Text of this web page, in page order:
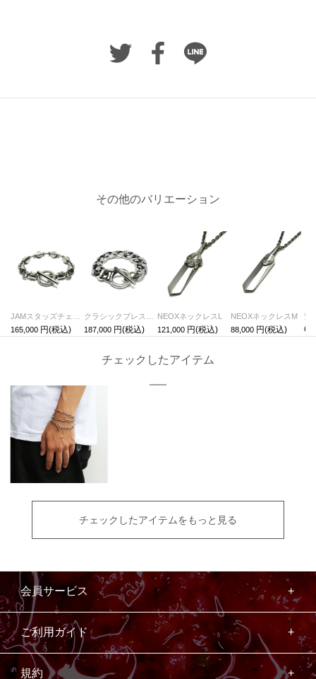
その他のバリエーション
165,000
187,000
NEOXネックレスL
121,000
NEOXネックレスM
88,000
チェックしたアイテム
チェックしたアイテムをもっと見る
会員サービス
ご利用ガイド
規約